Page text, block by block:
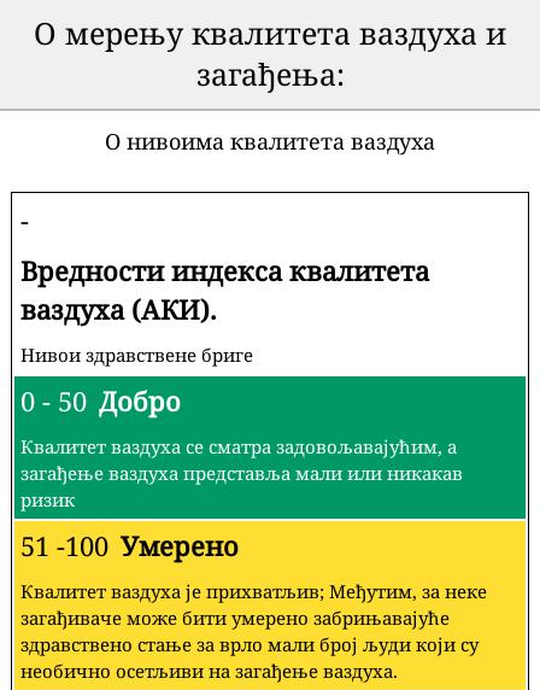
О мерењу квалитета ваздуха и
загађења:
О нивоима квалитета ваздуха
-
Вредности индекса квалитета
ваздуха (АКИ).
Нивои здравствене бриге
0 - 50 Добро
Квалитет ваздуха се сматра задовољавајућим, а
загађење ваздуха представља мали или никакав
ризик
51 -100 Умерено
Квалитет ваздуха је прихватљив; Међутим, за неке
загађиваче може бити умерено забрињавајуће
здравствено стање за врло мали број људи који су
необично осетљиви на загађење ваздуха.